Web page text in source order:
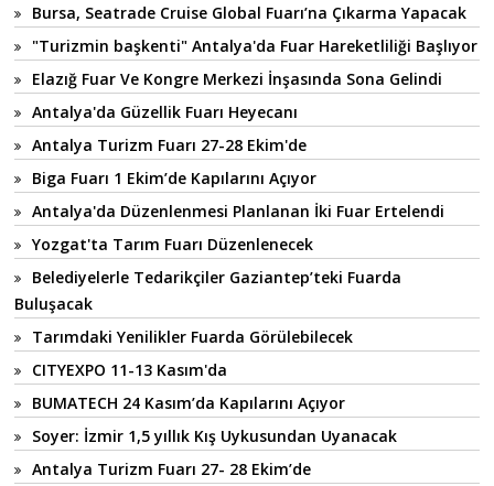
Bursa, Seatrade Cruise Global Fuarı’na Çıkarma Yapacak
"Turizmin başkenti" Antalya'da Fuar Hareketliliği Başlıyor
Elazığ Fuar Ve Kongre Merkezi İnşasında Sona Gelindi
Antalya'da Güzellik Fuarı Heyecanı
Antalya Turizm Fuarı 27-28 Ekim'de
Biga Fuarı 1 Ekim’de Kapılarını Açıyor
Antalya'da Düzenlenmesi Planlanan İki Fuar Ertelendi
Yozgat'ta Tarım Fuarı Düzenlenecek
Belediyelerle Tedarikçiler Gaziantep’teki Fuarda
Buluşacak
Tarımdaki Yenilikler Fuarda Görülebilecek
CITYEXPO 11-13 Kasım'da
BUMATECH 24 Kasım’da Kapılarını Açıyor
Soyer: İzmir 1,5 yıllık Kış Uykusundan Uyanacak
Antalya Turizm Fuarı 27- 28 Ekim’de